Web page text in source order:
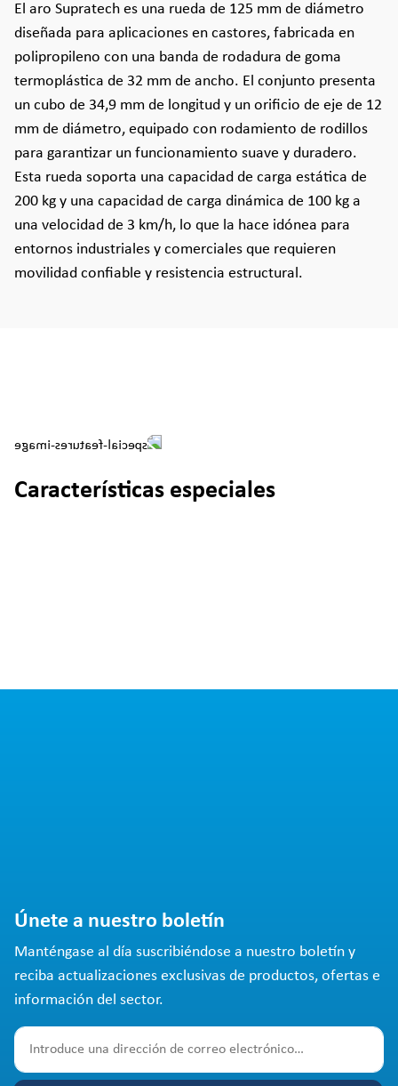
El aro Supratech es una rueda de 125 mm de diámetro
diseñada para aplicaciones en castores, fabricada en
polipropileno con una banda de rodadura de goma
termoplástica de 32 mm de ancho. El conjunto presenta
un cubo de 34,9 mm de longitud y un orificio de eje de 12
mm de diámetro, equipado con rodamiento de rodillos
para garantizar un funcionamiento suave y duradero.
Esta rueda soporta una capacidad de carga estática de
200 kg y una capacidad de carga dinámica de 100 kg a
una velocidad de 3 km/h, lo que la hace idónea para
entornos industriales y comerciales que requieren
movilidad confiable y resistencia estructural.
Características especiales
Únete a nuestro boletín
Manténgase al día suscribiéndose a nuestro boletín y
reciba actualizaciones exclusivas de productos, ofertas e
información del sector.